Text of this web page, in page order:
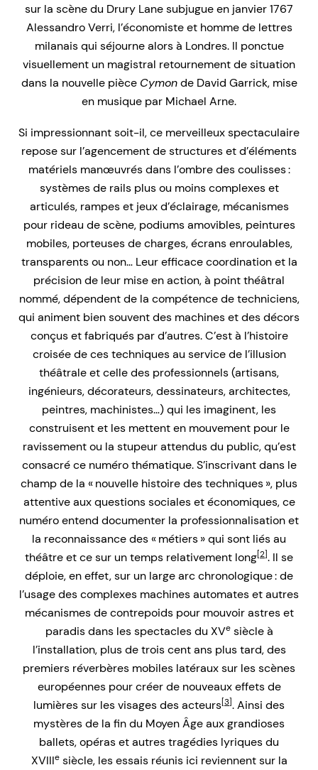
sur la scène du Drury Lane subjugue en janvier 1767
Alessandro Verri, l’économiste et homme de lettres
milanais qui séjourne alors à Londres. Il ponctue
visuellement un magistral retournement de situation
dans la nouvelle pièce Cymonde David Garrick, mise
en musique par Michael Arne.
Si impressionnant soit-il, ce merveilleux spectaculaire
repose sur l’agencement de structures et d’éléments
matériels manœuvrés dans l’ombre des coulisses :
systèmes de rails plus ou moins complexes et
articulés, rampes et jeux d’éclairage, mécanismes
pour rideau de scène, podiums amovibles, peintures
mobiles, porteuses de charges, écrans enroulables,
transparents ou non… Leur efficace coordination et la
précision de leur mise en action, à point théâtral
nommé, dépendent de la compétence de techniciens,
qui animent bien souvent des machines et des décors
conçus et fabriqués par d’autres. C’est à l’histoire
croisée de ces techniques au service de l’illusion
théâtrale et celle des professionnels (artisans,
ingénieurs, décorateurs, dessinateurs, architectes,
peintres, machinistes…) qui les imaginent, les
construisent et les mettent en mouvement pour le
ravissement ou la stupeur attendus du public, qu’est
consacré ce numéro thématique. S’inscrivant dans le
champ de la « nouvelle histoire des techniques », plus
attentive aux questions sociales et économiques, ce
numéro entend documenter la professionnalisation et
la reconnaissance des « métiers » qui sont liés au
théâtre et ce sur un temps relativement long[2]. Il se
déploie, en effet, sur un large arc chronologique : de
l’usage des complexes machines automates et autres
mécanismes de contrepoids pour mouvoir astres et
paradis dans les spectacles du XVesiècle à
l’installation, plus de trois cent ans plus tard, des
premiers réverbères mobiles latéraux sur les scènes
européennes pour créer de nouveaux effets de
lumières sur les visages des acteurs[3]. Ainsi des
mystères de la fin du Moyen Âge aux grandioses
ballets, opéras et autres tragédies lyriques du
XVIIIesiècle, les essais réunis ici reviennent sur la